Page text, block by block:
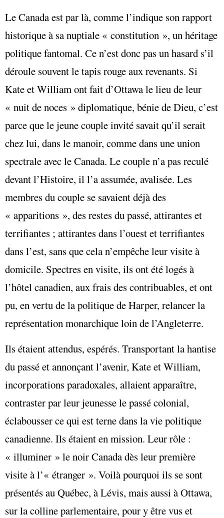
Le Canada est par là, comme l’indique son rapport
historique à sa nuptiale « constitution », un héritage
politique fantomal. Ce n’est donc pas un hasard s’il
déroule souvent le tapis rouge aux revenants. Si
Kate et William ont fait d’Ottawa le lieu de leur
« nuit de noces » diplomatique, bénie de Dieu, c’est
parce que le jeune couple invité savait qu’il serait
chez lui, dans le manoir, comme dans une union
spectrale avec le Canada. Le couple n’a pas reculé
devant l’Histoire, il l’a assumée, avalisée. Les
membres du couple se savaient déjà des
« apparitions », des restes du passé, attirantes et
terrifiantes ; attirantes dans l’ouest et terrifiantes
dans l’est, sans que cela n’empêche leur visite à
domicile. Spectres en visite, ils ont été logés à
l’hôtel canadien, aux frais des contribuables, et ont
pu, en vertu de la politique de Harper, relancer la
représentation monarchique loin de l’Angleterre.
Ils étaient attendus, espérés. Transportant la hantise
du passé et annonçant l’avenir, Kate et William,
incorporations paradoxales, allaient apparaître,
contraster par leur jeunesse le passé colonial,
éclabousser ce qui est terne dans la vie politique
canadienne. Ils étaient en mission. Leur rôle :
« illuminer » le noir Canada dès leur première
visite à l’« étranger ». Voilà pourquoi ils se sont
présentés au Québec, à Lévis, mais aussi à Ottawa,
sur la colline parlementaire, pour y être vus et